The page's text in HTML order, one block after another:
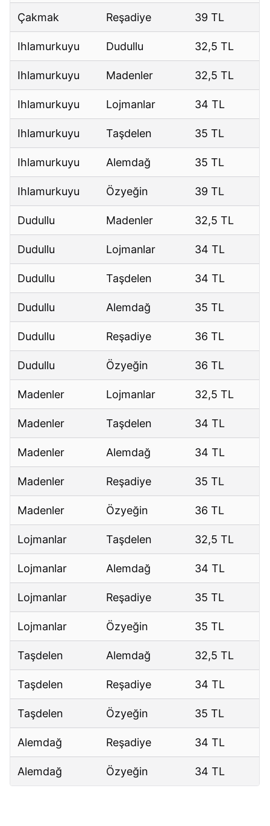
Çakmak Reşadiye 39 TL
Ihlamurkuyu Dudullu 32,5 TL
Ihlamurkuyu Madenler 32,5 TL
Ihlamurkuyu Lojmanlar 34 TL
Ihlamurkuyu Taşdelen 35 TL
Ihlamurkuyu Alemdağ 35 TL
Ihlamurkuyu Özyeğin 39 TL
Dudullu Madenler 32,5 TL
Dudullu Lojmanlar 34 TL
Dudullu Taşdelen 34 TL
Dudullu Alemdağ 35 TL
Dudullu Reşadiye 36 TL
Dudullu Özyeğin 36 TL
Madenler Lojmanlar 32,5 TL
Madenler Taşdelen 34 TL
Madenler Alemdağ 34 TL
Madenler Reşadiye 35 TL
Madenler Özyeğin 36 TL
Lojmanlar Taşdelen 32,5 TL
Lojmanlar Alemdağ 34 TL
Lojmanlar Reşadiye 35 TL
Lojmanlar Özyeğin 35 TL
Taşdelen Alemdağ 32,5 TL
Taşdelen Reşadiye 34 TL
Taşdelen Özyeğin 35 TL
Alemdağ Reşadiye 34 TL
Alemdağ Özyeğin 34 TL